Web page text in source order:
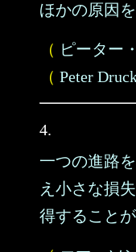
ほかの原因
（ ピーター
（ Peter
4.
一つの進路
え小さな損
得することが